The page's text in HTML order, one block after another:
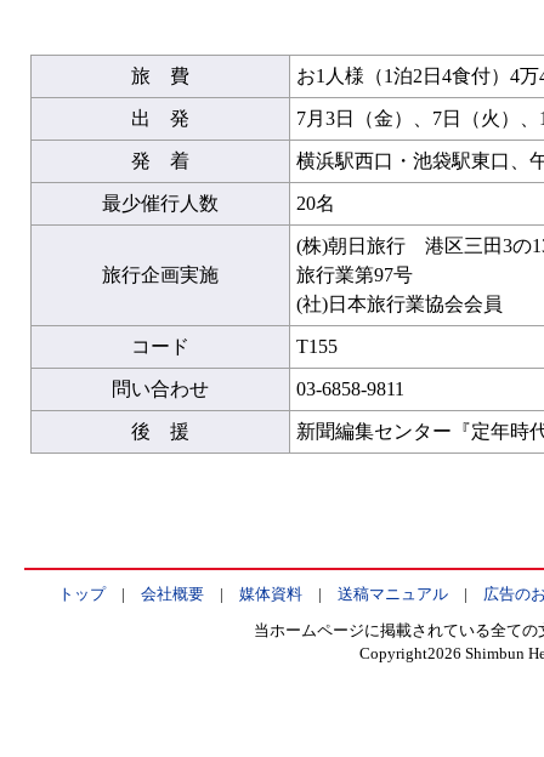
旅 費 お1人様（1泊2日4食付）4万
出 発 7月3日（金）、7日（火）
発 着 横浜駅西口・池袋駅東口、
最少催行人数 20名
旅行企画実施
(株)朝日旅行 港区三田3の
旅行業第97号
(社)日本旅行業協会会員
コード T155
問い合わせ 03-6858-9811
後 援 新聞編集センター『定年時
トップ| 会社概要| 媒体資料| 送稿マニュアル| 広告の
当ホームページに掲載されている全て
Copyright2026 Shimbun